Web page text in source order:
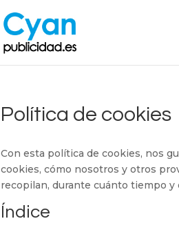
Política de cookies
Con esta política de cookies, nos
cookies, cómo nosotros y otros
recopilan, durante cuánto tiempo y
Índice